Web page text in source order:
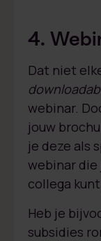
4.
Dat niet
webinar.
jouw
je deze als
webinar die
collega
Heb je
subsidies